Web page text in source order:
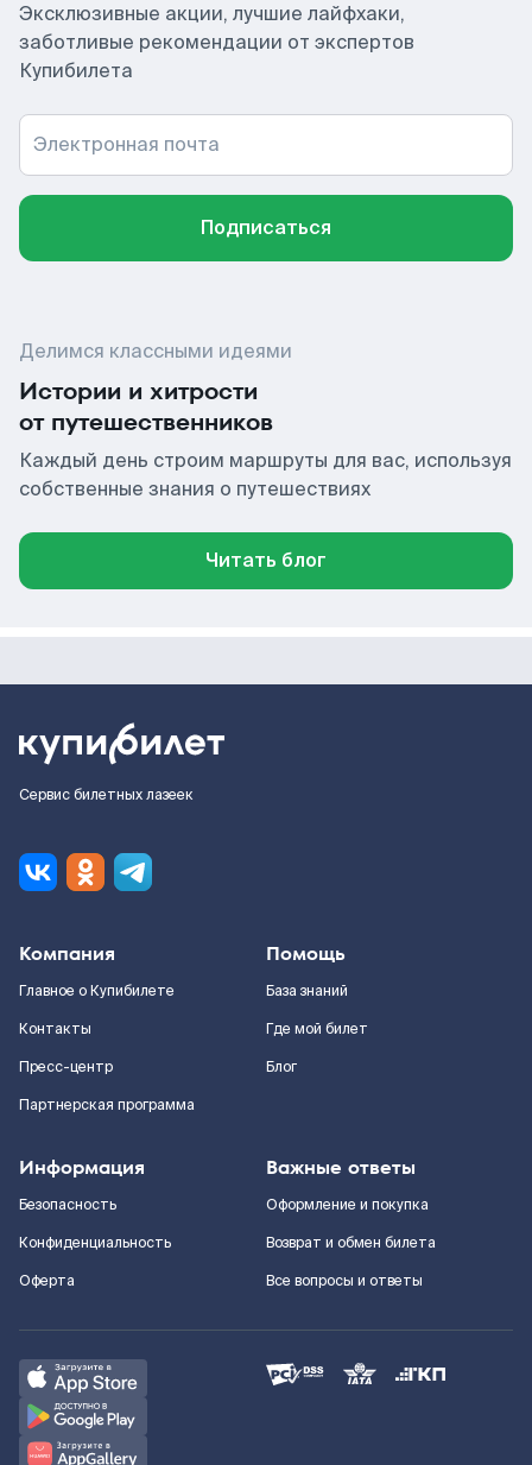
Эксклюзивные акции, лучшие лайфхаки,
заботливые рекомендации от экспертов
Купибилета
Электронная почта
Подписаться
Делимся классными идеями
Истории и хитрости
от путешественников
Каждый день строим маршруты для вас, используя
собственные знания о путешествиях
Читать блог
Сервис билетных лазеек
Компания
Главное о Купибилете
Контакты
Пресс-центр
Партнерская программа
Помощь
База знаний
Где мой билет
Блог
Информация
Безопасность
Конфиденциальность
Оферта
Важные ответы
Оформление и покупка
Возврат и обмен билета
Все вопросы и ответы